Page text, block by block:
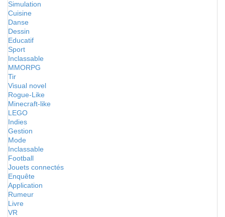
Simulation
Cuisine
Danse
Dessin
Educatif
Sport
Inclassable
MMORPG
Tir
Visual novel
Rogue-Like
Minecraft-like
LEGO
Indies
Gestion
Mode
Inclassable
Football
Jouets connectés
Enquête
Application
Rumeur
Livre
VR